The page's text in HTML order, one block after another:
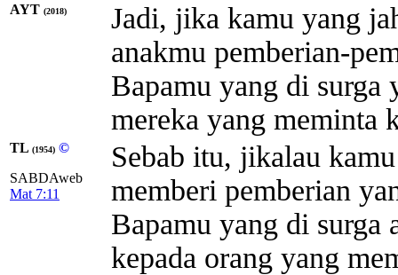
AYT (2018)
Jadi, jika kamu yang
anakmu pemberian-
Bapamu yang di surga
mereka yang meminta
TL (1954) ©
SABDAweb
Mat 7:11
Sebab itu, jikalau
memberi pemberian
Bapamu yang di surga
kepada orang yang